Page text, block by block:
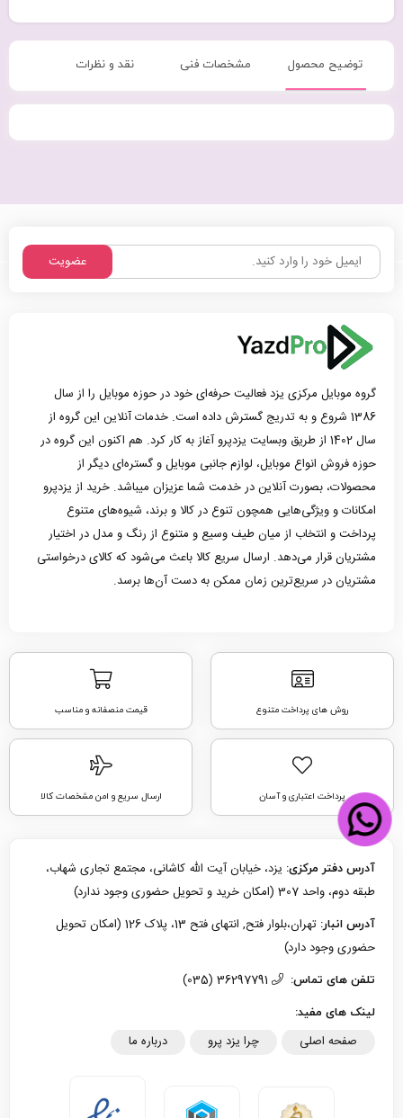
توضیح محصول مشخصات فنی نقد و نظرات
عضویت
گروه موبایل مرکزی یزد فعالیت حرفه‌ای خود در حوزه موبایل را از سال
1386 شروع و به تدریج گسترش داده است. خدمات آنلاین این گروه از
سال 1402 از طریق وبسایت یزدپرو آغاز به کار کرد. هم اکنون این گروه در
حوزه فروش انواع موبایل، لوازم جانبی موبایل و گستره‌ای دیگر از
محصولات، بصورت آنلاین در خدمت شما عزیزان میباشد. خرید از یزدپرو
امکانات و ویژگی‌هایی همچون تنوع در کالا و برند، شیوه‌های متنوع
پرداخت و انتخاب از میان طیف وسیع و متنوع از رنگ و مدل در اختیار
مشتریان قرار می‌دهد. ارسال سریع کالا باعث می‌شود که کالای درخواستی
مشتریان در سریع‌ترین زمان ممکن به دست آن‌ها برسد.
روش های پرداخت متنوع قیمت منصفانه و مناسب
پرداخت اعتباری و آسان ارسال سریع و امن مشخصات کالا
آدرس دفتر مرکزی: یزد، خیابان آیت الله کاشانی، مجتمع تجاری شهاب،
طبقه دوم، واحد 307 (امکان خرید و تحویل حضوری وجود ندارد)
آدرس انبار:
تهران،بلوار فتح, انتهای فتح 13، پلاک 126 (امکان تحویل
حضوری وجود دارد)
تلفن های تماس:
لینک های مفید:
صفحه اصلی چرا یزد پرو درباره ما